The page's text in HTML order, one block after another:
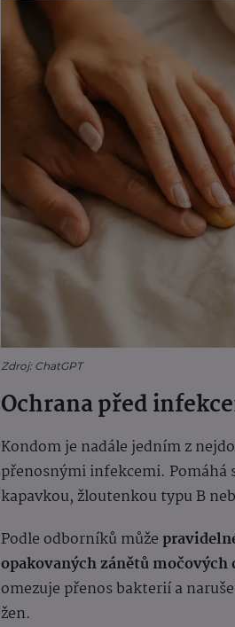
Zdroj: ChatGPT
Ochrana před
Kondom je nadále jedním z
přenosnými infekcemi.
kapavkou, žloutenkou typu B
Podle odborníků může
opakovaných zánětů
omezuje přenos bakterií a
žen.